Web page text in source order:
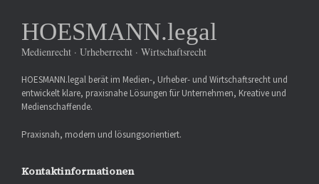
HOESMANN.legal
Medienrecht · Urheberrecht · Wirtschaftsrecht
HOESMANN.legal berät im Medien-, Urheber- und Wirtschaftsrecht und
entwickelt klare, praxisnahe Lösungen für Unternehmen, Kreative und
Medienschaffende.
Praxisnah, modern und lösungsorientiert.
Kontaktinformationen